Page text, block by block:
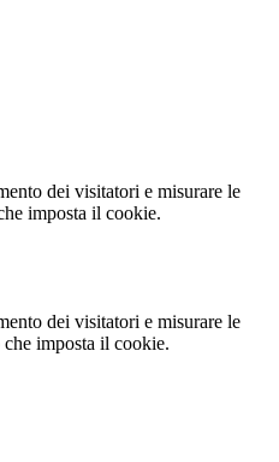
dei visitatori e misurare le
imposta il cookie.
dei visitatori e misurare le
imposta il cookie.